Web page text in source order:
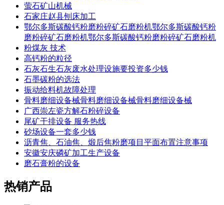
萤石矿山机械
石家庄赵县刨床加工
鄂尔多斯碳酸钙粉磨粉碎矿石磨粉机鄂尔多斯碳酸钙粉
磨粉碎矿石磨粉机鄂尔多斯碳酸钙粉磨粉碎矿石磨粉机
粉煤灰 技术
高钙粉的粒径
石灰石生石灰废水处理设施要投资多少钱
石墨碳粉的选法
振动给料机故障处理
骨料磨细设备械骨料磨细设备械骨料磨细设备械
广西崇左瓷方解石粉碎设备
尾矿干排设备 服务热线
砂场设备一套多少钱
沥青焦、石油焦、煅后焦粉磨项目平面布置注意事项
安徽安庆磷矿加工生产设备
磨石膏粉的设备
热销产品